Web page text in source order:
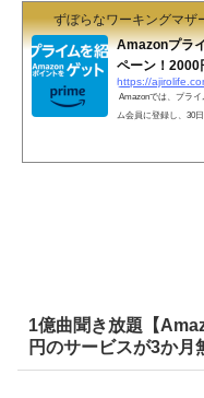
ずぼらなワーキングマザ
Amazonプラ
ペーン！2000
Amazonでは、プラ
ム会員に登録し、30
1億曲聞き放題【
円のサービスが3か月